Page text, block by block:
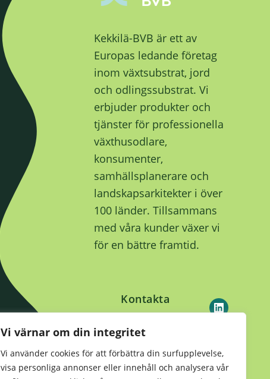
Vi värnar om din integritet
Vi använder cookies för att förbättra din surfupplevelse,
visa personliga annonser eller innehåll och analysera vår
Kekkilä-BVB är ett av
Europas ledande företag
inom växtsubstrat, jord
och odlingssubstrat. Vi
erbjuder produkter och
tjänster för professionella
växthusodlare,
konsumenter,
samhällsplanerare och
landskapsarkitekter i över
100 länder. Tillsammans
med våra kunder växer vi
för en bättre framtid.
Kontakta
oss
Hållbarhet•Integritetsmeddelande